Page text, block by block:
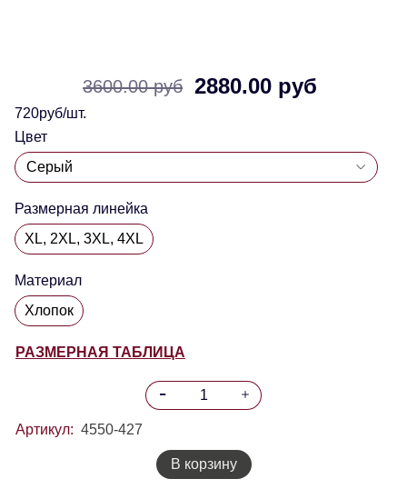
3600.00 руб 2880.00 руб
720руб/шт.
Цвет
Размерная линейка
XL, 2XL, 3XL, 4XL
Материал
Хлопок
РАЗМЕРНАЯ ТАБЛИЦА
Артикул: 4550-427
В корзину